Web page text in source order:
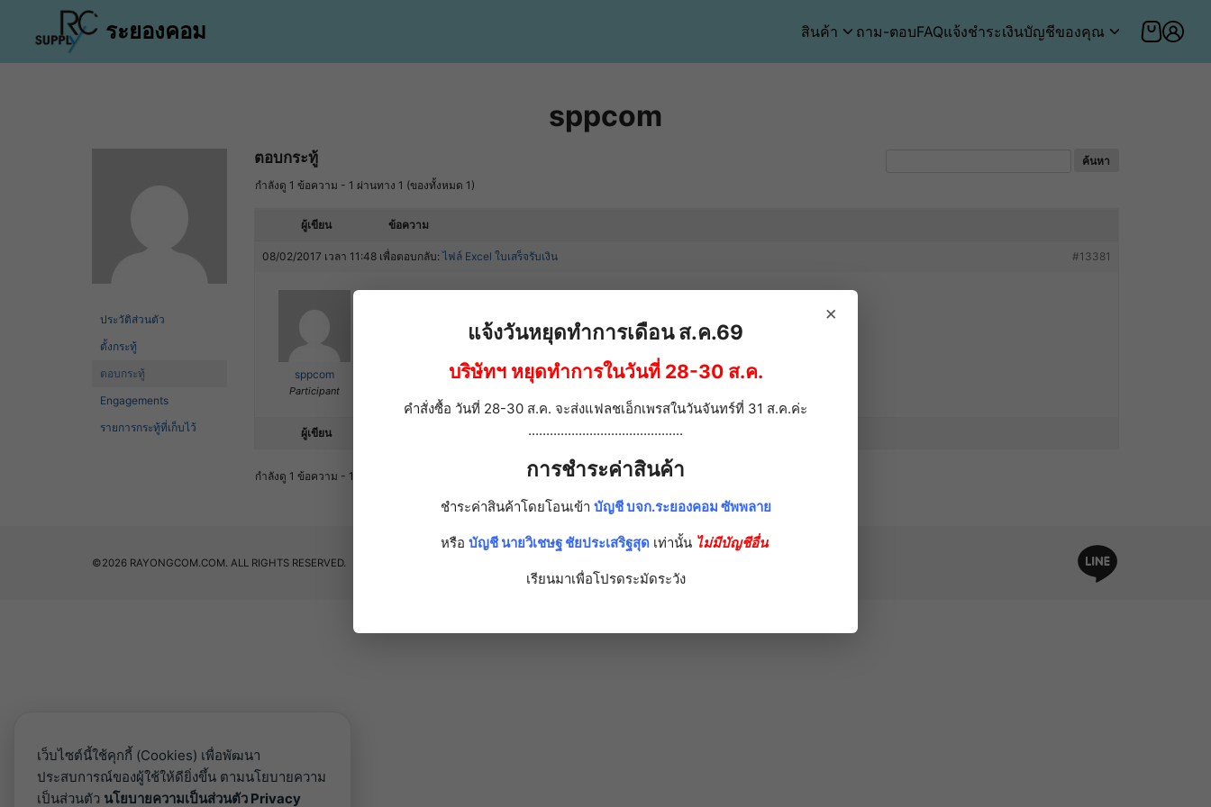
ระยองคอม สินค้า ถาม-ตอบFAQแจ้งชำระเงินบัญชีของคุณ
sppcom
ประวัติส่วนตัว
ตั้งกระทู้
ตอบกระทู้
Engagements
รายการกระทู้ที่เก็บไว้
ตอบกระทู้
กำลังดู 1 ข้อความ - 1 ผ่านทาง 1 (ของทั้งหมด 1)
ผู้เขียน ข้อความ
08/02/2017 เวลา 11:48 เพื่อตอบกลับ:ไฟล์ Excel ใบเสร็จรับเงิน #13381
sppcom
Participant
ผู้เขียน
กำลังดู 1 ข้อความ - 1 ผ่านทาง 1 (ของทั้งหมด 1)
©2026 RAYONGCOM.COM. ALL RIGHTS RESERVED.
เว็บไซต์นี้ใช้คุกกี้ (Cookies) เพื่อพัฒนา
ประสบการณ์ของผู้ใช้ให้ดียิ่งขึ้น ตามนโยบายความ
เป็นส่วนตัว นโยบายความเป็นส่วนตัว Privacy
×
แจ้งวันหยุดทำการเดือน ส.ค.69
บริษัทฯ หยุดทำการในวันที่ 28-30 ส.ค.
คำสั่งซื้อ วันที่ 28-30 ส.ค. จะส่งแฟลชเอ็กเพรสในวันจันทร์ที่ 31 ส.ค.ค่ะ
...........................................
การชำระค่าสินค้า
ชำระค่าสินค้าโดยโอนเข้า บัญชี บจก.ระยองคอม ซัพพลาย
หรือ บัญชี นายวิเชษฐ ชัยประเสริฐสุด เท่านั้น ไม่มีบัญชีอื่น
เรียนมาเพื่อโปรดระมัดระวัง